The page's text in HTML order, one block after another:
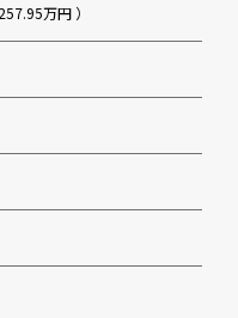
万円 ）